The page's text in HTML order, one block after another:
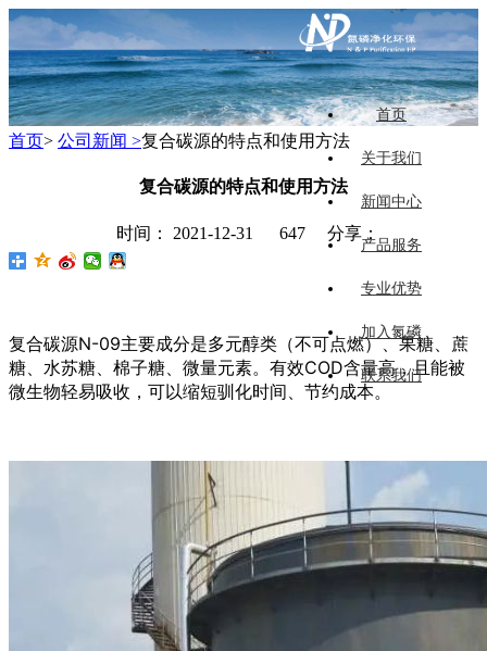
首页
关于我们
新闻中心
产品服务
专业优势
加入氮磷
联系我们
首页> 公司新闻 >复合碳源的特点和使用方法
复合碳源的特点和使用方法
时间： 2021-12-31 647 分享：
复合碳源N-09主要成分是多元醇类（不可点燃）、果糖、蔗
糖、水苏糖、棉子糖、微量元素。有效COD含量高，且能被
微生物轻易吸收，可以缩短驯化时间、节约成本。